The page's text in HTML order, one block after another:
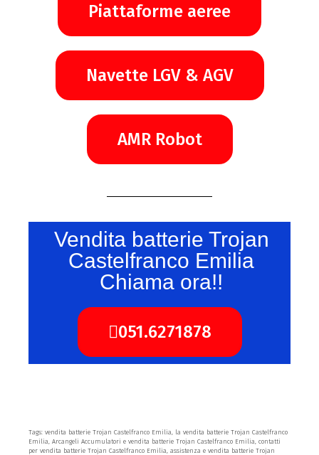
Piattaforme aeree
Navette LGV & AGV
AMR Robot
Vendita batterie Trojan
Castelfranco Emilia
Chiama ora!!
051.6271878
Tags: vendita batterie Trojan Castelfranco Emilia, la vendita batterie Trojan Castelfranco
Emilia, Arcangeli Accumulatori e vendita batterie Trojan Castelfranco Emilia, contatti
per vendita batterie Trojan Castelfranco Emilia, assistenza e vendita batterie Trojan